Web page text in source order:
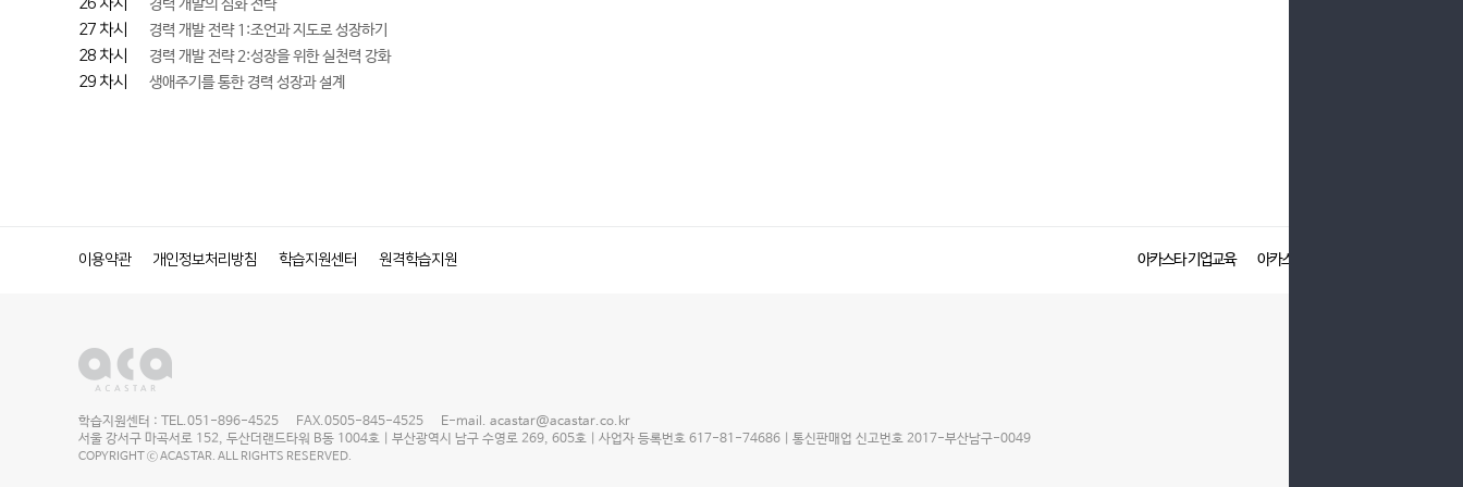
26 차시 경력 개발의 심화 전략
27 차시 경력 개발 전략 1:조언과 지도로 성장하기
28 차시 경력 개발 전략 2:성장을 위한 실천력 강화
29 차시 생애주기를 통한 경력 성장과 설계
이용약관 개인정보처리방침 학습지원센터 원격학습지원 아카스타 기업교육 아카스타 화상·전화영어
학습지원센터 : TEL.051-896-4525 FAX.0505-845-4525 E-mail. acastar@acastar.co.kr
서울 강서구 마곡서로 152, 두산더랜드타워 B동 1004호 | 부산광역시 남구 수영로 269, 605호 | 사업자 등록번호 617-81-74686 | 통신판매업 신고번호 2017-부산남구-0049
COPYRIGHT ⓒ ACASTAR. ALL RIGHTS RESERVED.